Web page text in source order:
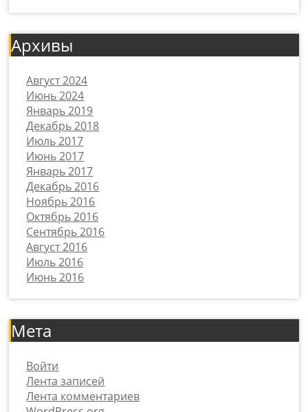
Архивы
Август 2024
Июнь 2024
Январь 2019
Декабрь 2018
Июль 2017
Июнь 2017
Январь 2017
Декабрь 2016
Ноябрь 2016
Октябрь 2016
Сентябрь 2016
Август 2016
Июль 2016
Июнь 2016
Мета
Войти
Лента записей
Лента комментариев